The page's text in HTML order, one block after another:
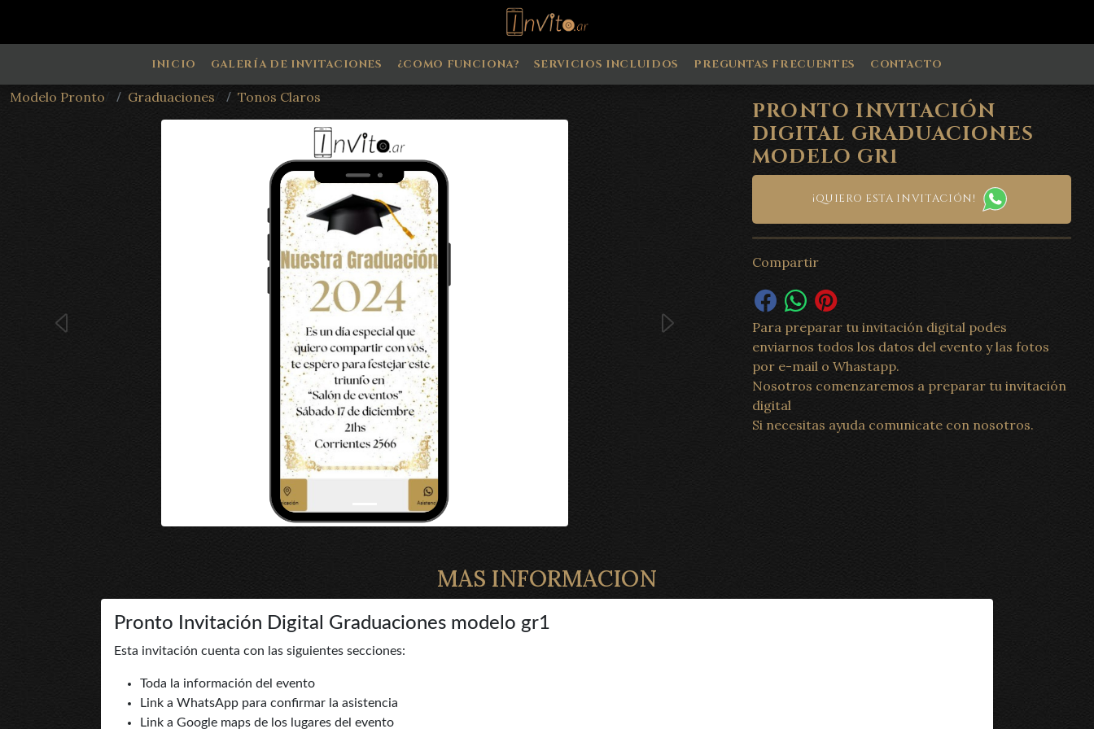
INICIO GALERÍA DE INVITACIONES ¿COMO FUNCIONA? SERVICIOS INCLUIDOS PREGUNTAS FRECUENTES CONTACTO
Modelo Pronto Graduaciones/ Tonos Claros
PRONTO INVITACIÓN
DIGITAL GRADUACIONES
MODELO GR1
¡QUIERO ESTA INVITACIÓN!
Compartir
Para preparar tu invitación digital podes
enviarnos todos los datos del evento y las fotos
por e-mail o Whastapp.
Nosotros comenzaremos a preparar tu invitación
digital
Si necesitas ayuda comunicate con nosotros.
MAS INFORMACION
Pronto Invitación Digital Graduaciones modelo gr1
Esta invitación cuenta con las siguientes secciones:
Toda la información del evento
Link a WhatsApp para confirmar la asistencia
Link a Google maps de los lugares del evento